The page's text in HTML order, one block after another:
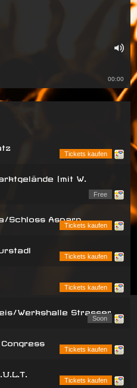
00:00
Tickets kaufen
(mit W.
Free
Schloss Asparn
Tickets kaufen
Tickets kaufen
Tickets kaufen
Werkshalle Strasser
Soon
Tickets kaufen
Tickets kaufen